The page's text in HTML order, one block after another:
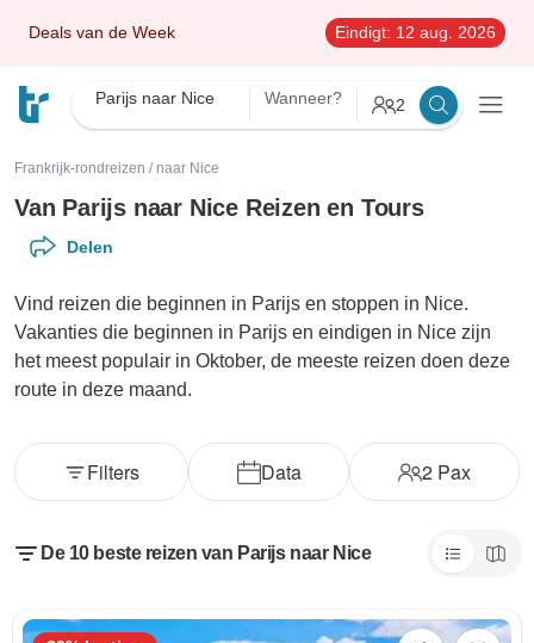
Deals van de Week Eindigt: 12 aug. 2026
Parijs naar Nice Wanneer? 2
Frankrijk-rondreizen / naar Nice
Van Parijs naar Nice Reizen en Tours
Delen
Vind reizen die beginnen in Parijs en stoppen in Nice.
Vakanties die beginnen in Parijs en eindigen in Nice zijn
het meest populair in Oktober, de meeste reizen doen deze
route in deze maand.
Data 2 Pax
Filters
De 10 beste reizen van Parijs naar Nice